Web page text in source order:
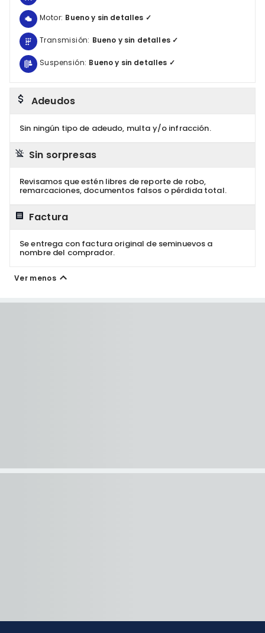
Motor: Bueno y sin detalles ✓
Transmisión: Bueno y sin detalles ✓
Suspensión: Bueno y sin detalles ✓
Adeudos
Sin ningún tipo de adeudo, multa y/o infracción.
Sin sorpresas
Revisamos que estén libres de reporte de robo,
remarcaciones, documentos falsos o pérdida total.
Factura
Se entrega con factura original de seminuevos a
nombre del comprador.
Ver menos